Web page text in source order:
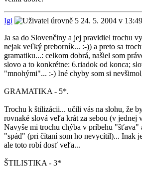
Igi
24. 5. 2004 v
Ja sa do Slovenčiny a jej pravidiel trochu
nejak veľký preborník... :-)) a preto sa
gramatiku...: celkom dobrá, našiel som
slovo a to konkrétne: 6.riadok od konca;
"mnohými"... :-) Iné chyby som si
GRAMATIKA - 5*.
Trochu k štilizácii... učili vás na slohu, že
rovnaké slová veľa krát za sebou (v jednej
Navyše mi trochu chýba v príbehu "šťava"
"spád" (pri čítaní som ho nevycítil)... Inak
ale toto robí dosť veľa...
ŠTILISTIKA - 3*